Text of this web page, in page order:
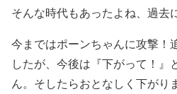
そんな時代もあったよね、過去
今まではポーンちゃんに攻撃！
したが、今後は『下がって！』
ん。そしたらおとなしく下がり